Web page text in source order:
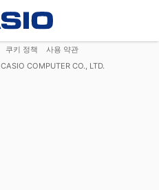
쿠키 정책
사용 약관
CASIO COMPUTER CO., LTD.